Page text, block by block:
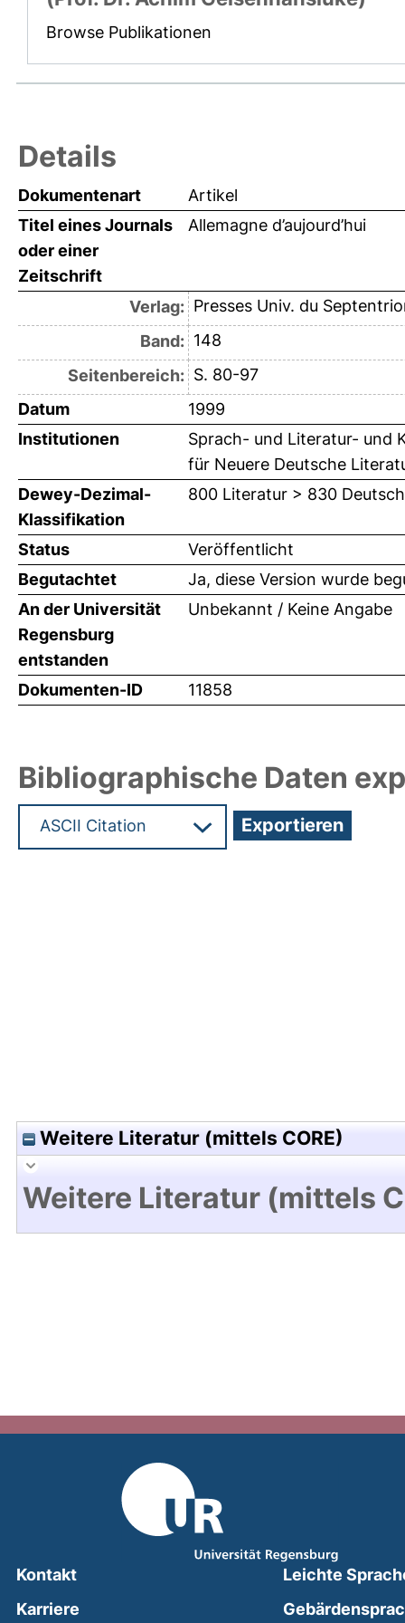
Browse Publikationen
Details
Dokumentenart
Artikel
Titel eines Journals
oder einer
Zeitschrift
Allemagne d’aujourd’hui
Verlag: Presses Univ. du
Band: 148
Seitenbereich: S. 80-97
Datum
1999
Institutionen
Sprach- und Literatur- und
für Neuere Deutsche
Dewey-Dezimal-
Klassifikation
800 Literatur > 830
Status
Veröffentlicht
Begutachtet
Ja, diese Version wurde
An der Universität
Regensburg
entstanden
Unbekannt / Keine Angabe
Dokumenten-ID 11858
Bibliographische Daten
Weitere Literatur (mittels CORE)
Weitere Literatur (mittels
Kontakt
Karriere
Leichte